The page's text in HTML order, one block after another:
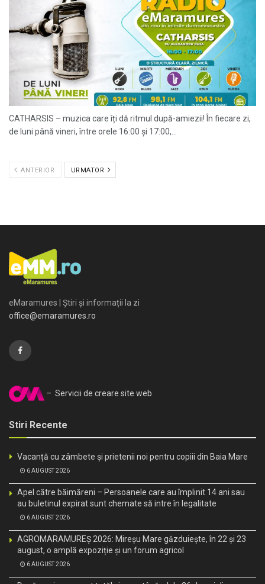
CATHARSIS – muzica care îți dă ritmul după-amiezii! În fiecare zi,
de luni până vineri, între orele 16:00 și 17:00,...
ANTERIOR URMATOR
eMaramures | Știri și informații la zi
office@emaramures.ro
– Servicii de creare site web
Stiri Recente
Vacanță cu zâmbete și prietenii noi pentru copiii din Baia Mare
6 AUGUST 2026
Apel către băimăreni – Persoanele care au împlinit 14 ani sau
au buletinul expirat sunt chemate să intre în legalitate
6 AUGUST 2026
AGROMARAMUREȘ 2026: Mireșu Mare găzduiește, în 22 și 23
august, o amplă expoziție și un forum agricol
6 AUGUST 2026